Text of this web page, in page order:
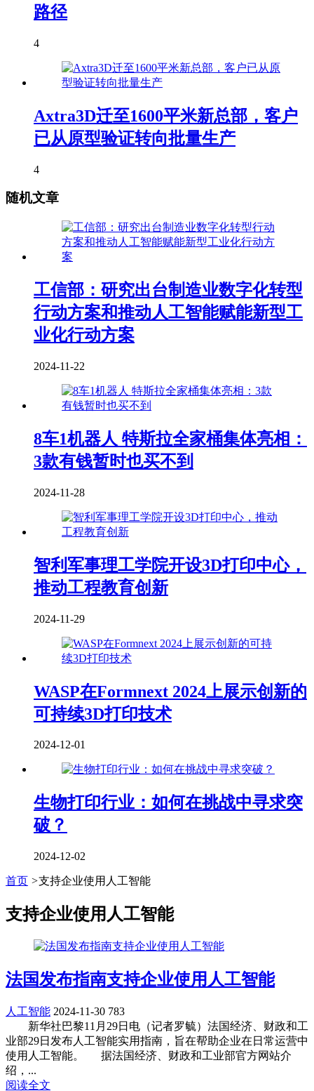
路径
4
Axtra3D迁至1600平米新总部，客户
已从原型验证转向批量生产
4
随机文章
工信部：研究出台制造业数字化转型
行动方案和推动人工智能赋能新型工
业化行动方案
2024-11-22
8车1机器人 特斯拉全家桶集体亮相：
3款有钱暂时也买不到
2024-11-28
智利军事理工学院开设3D打印中心，
推动工程教育创新
2024-11-29
WASP在Formnext 2024上展示创新的
可持续3D打印技术
2024-12-01
生物打印行业：如何在挑战中寻求突
破？
2024-12-02
首页 >支持企业使用人工智能
支持企业使用人工智能
法国发布指南支持企业使用人工智能
人工智能 2024-11-30 783
新华社巴黎11月29日电（记者罗毓）法国经济、财政和工
业部29日发布人工智能实用指南，旨在帮助企业在日常运营中
使用人工智能。 据法国经济、财政和工业部官方网站介
绍，...
阅读全文